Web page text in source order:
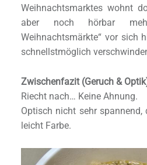
Weihnachtsmarktes wohnt
aber noch hörbar
Weihnachtsmärkte“ vor sich
schnellstmöglich
Zwischenfazit (Geruch &
Riecht nach… Keine Ahnung.
Optisch nicht sehr
leicht Farbe.